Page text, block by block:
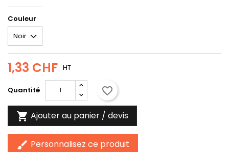
Couleur
1,33 CHF HT
Quantité favorite_border
 Ajouter au panier / devis
brush Personnalisez ce produit